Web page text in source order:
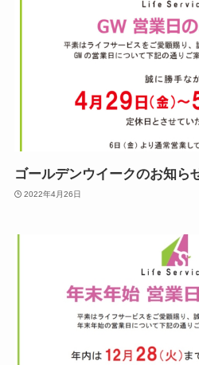
ゴールデンウイークのお知ら
2022年4月26日